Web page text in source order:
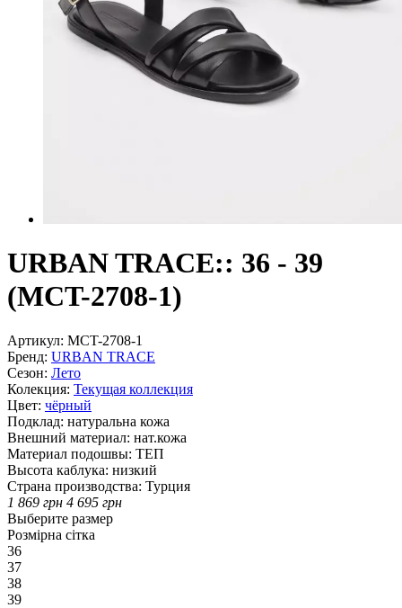
URBAN TRACE:: 36 - 39
(MCT-2708-1)
Артикул: MCT-2708-1
Бренд: URBAN TRACE
Сезон: Лето
Колекция: Текущая коллекция
Цвет: чёрный
Подклад: натуральна кожа
Внешний материал: нат.кожа
Материал подошвы: ТЕП
Высота каблука: низкий
Страна производства: Турция
1 869 грн 4 695 грн
Выберите размер
Розмірна сітка
36
37
38
39